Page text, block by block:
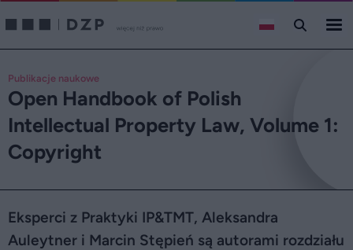
Publikacje naukowe
Open Handbook of Polish
Intellectual Property Law, Volume 1:
Copyright
Eksperci z Praktyki IP&TMT, Aleksandra
Auleytner i Marcin Stępień są autorami rozdziału